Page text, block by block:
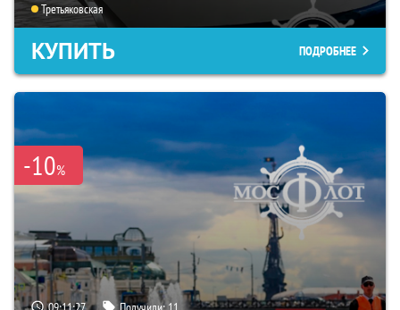
Третьяковская
КУПИТЬ ПОДРОБНЕЕ
-10%